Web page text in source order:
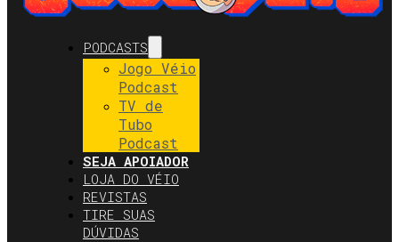
PODCASTS
Jogo Véio
Podcast
TV de
Tubo
Podcast
SEJA APOIADOR
LOJA DO VÉIO
REVISTAS
TIRE SUAS
DÚVIDAS